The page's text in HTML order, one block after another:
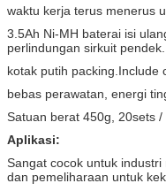
waktu kerja terus menerus
3.5Ah Ni-MH baterai isi
perlindungan sirkuit pendek.
kotak putih packing.Include
bebas perawatan, energi
Satuan berat 450g, 20sets
Aplikasi:
Sangat cocok untuk
dan pemeliharaan untuk